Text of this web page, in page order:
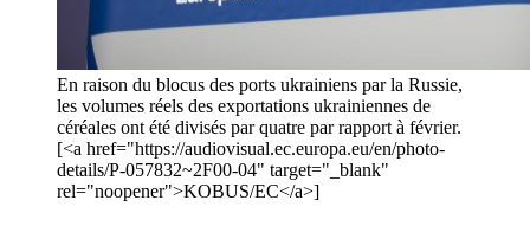
En raison du blocus des ports ukrainiens par la Russie,
les volumes réels des exportations ukrainiennes de
céréales ont été divisés par quatre par rapport à février.
[<a href="https://audiovisual.ec.europa.eu/en/photo-
details/P-057832~2F00-04" target="_blank"
rel="noopener">KOBUS/EC</a>]